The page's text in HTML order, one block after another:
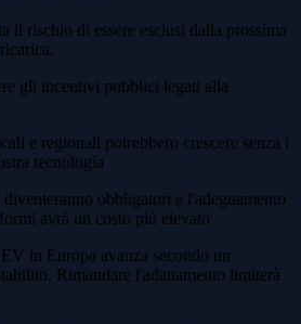
il rischio di essere esclusi dalla prossima
gli incentivi pubblici legati alla
e regionali potrebbero crescere senza i
tecnologia
obbligatori e l'adeguamento
avrà un costo più elevato
in Europa avanza secondo un
Rimandare l'adattamento limiterà